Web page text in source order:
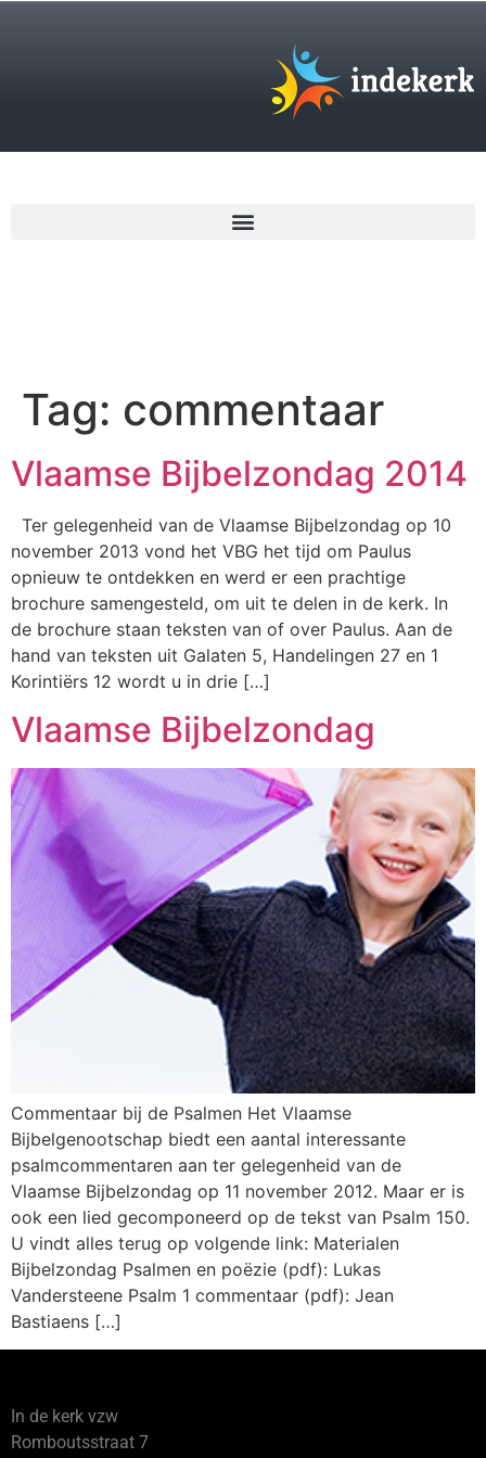
Tag: commentaar
Vlaamse Bijbelzondag 2014
Ter gelegenheid van de Vlaamse Bijbelzondag op 10
november 2013 vond het VBG het tijd om Paulus
opnieuw te ontdekken en werd er een prachtige
brochure samengesteld, om uit te delen in de kerk. In
de brochure staan teksten van of over Paulus. Aan de
hand van teksten uit Galaten 5, Handelingen 27 en 1
Korintiërs 12 wordt u in drie […]
Vlaamse Bijbelzondag
Commentaar bij de Psalmen Het Vlaamse
Bijbelgenootschap biedt een aantal interessante
psalmcommentaren aan ter gelegenheid van de
Vlaamse Bijbelzondag op 11 november 2012. Maar er is
ook een lied gecomponeerd op de tekst van Psalm 150.
U vindt alles terug op volgende link: Materialen
Bijbelzondag Psalmen en poëzie (pdf): Lukas
Vandersteene Psalm 1 commentaar (pdf): Jean
Bastiaens […]
In de kerk vzw
Romboutsstraat 7